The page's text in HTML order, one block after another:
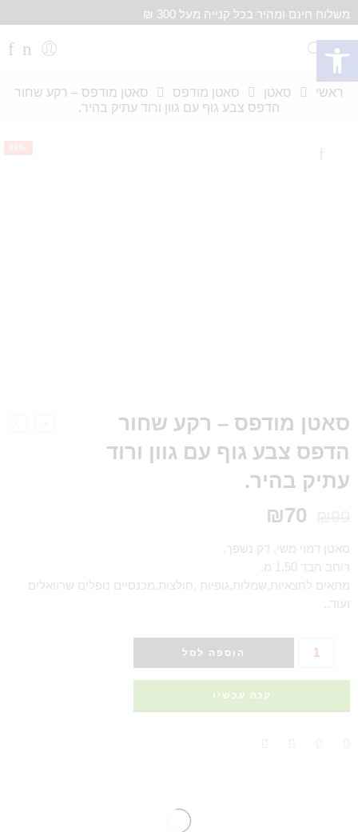
פתח סרגל נגישות
משלוח חינם ומהיר בכל קנייה מעל 300 ₪
ראשי סאטן סאטן מודפס
סאטן מודפס – רקע שחור
הדפס צבע גוף עם גוון ורוד עתיק בהיר.
-22%
סאטן מודפס – רקע שחור
הדפס צבע גוף עם גוון ורוד
עתיק בהיר.
₪70
סאטן דמוי משי, דק נשפך.
רוחב הבד 1.50 מ.
מתאים לחצאיות,שמלות,גופיות ,חולצות,מכנסיים נופלים שרוואלים
ועוד..
הוספה לסל
קנה עכשיו